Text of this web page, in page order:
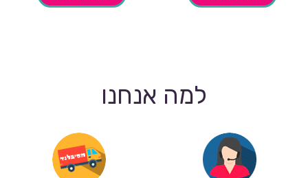
למה אנחנו